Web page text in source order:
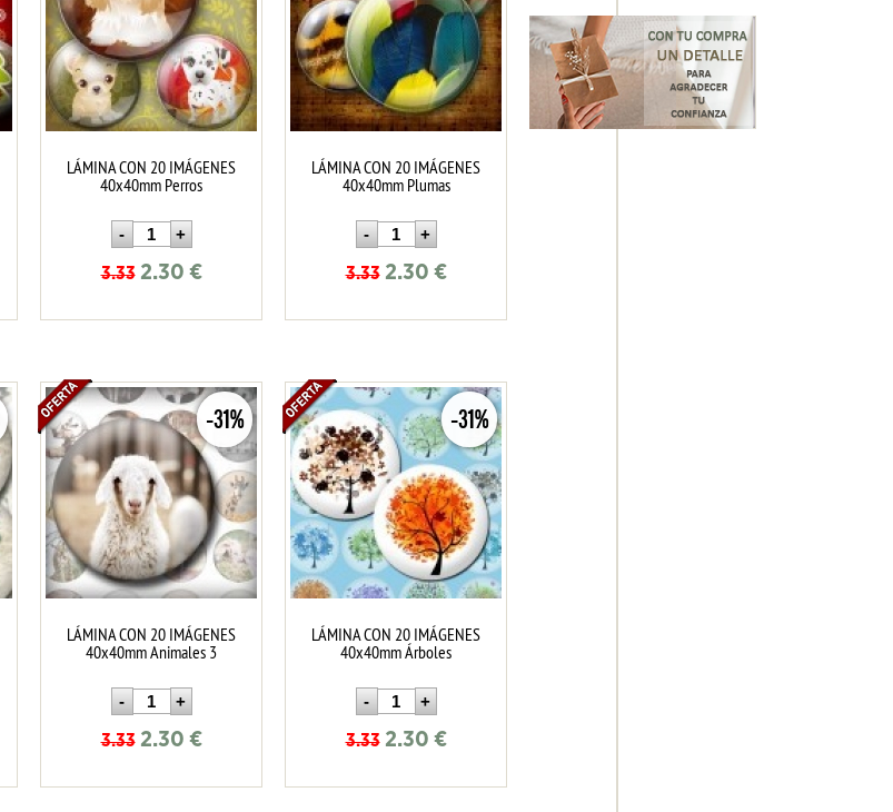
LÁMINA CON 20 IMÁGENES
40x40mm Perros
3.33 2.30 €
LÁMINA CON 20 IMÁGENES
40x40mm Plumas
3.33 2.30 €
-31%
LÁMINA CON 20 IMÁGENES
40x40mm Animales 3
3.33 2.30 €
-31%
LÁMINA CON 20 IMÁGENES
40x40mm Árboles
3.33 2.30 €